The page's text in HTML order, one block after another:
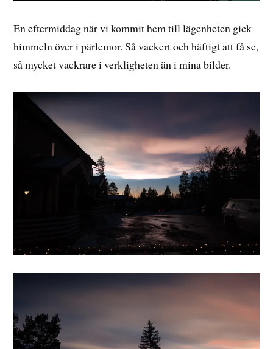
En eftermiddag när vi kommit hem till lägenheten gick
himmeln över i pärlemor. Så vackert och häftigt att få se,
så mycket vackrare i verkligheten än i mina bilder.